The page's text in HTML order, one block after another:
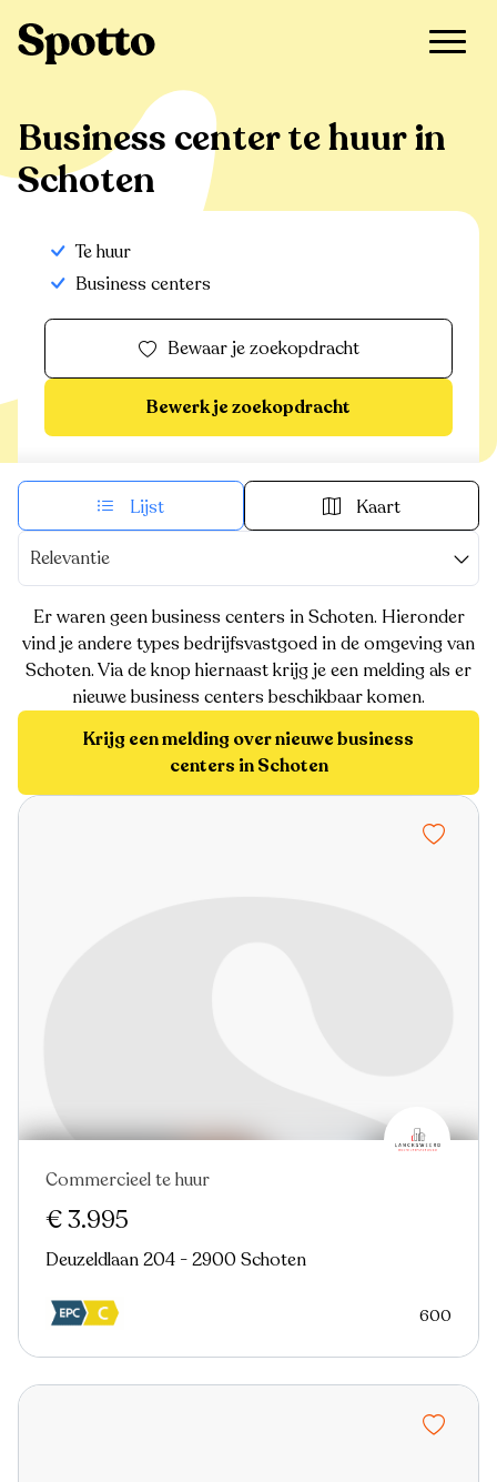
Schoten
Business center te huur in
Schoten
Te huur
Business centers
Bewaar je zoekopdracht
Bewerk je zoekopdracht
Lijst Kaart
Relevantie
Er waren geen business centers in Schoten. Hieronder
vind je andere types bedrijfsvastgoed in de omgeving van
Schoten. Via de knop hiernaast krijg je een melding als er
nieuwe business centers beschikbaar komen.
Krijg een melding over nieuwe business
centers in Schoten
Nieuw
Commercieel te huur
€ 3.995
Deuzeldlaan 204 - 2900 Schoten
600